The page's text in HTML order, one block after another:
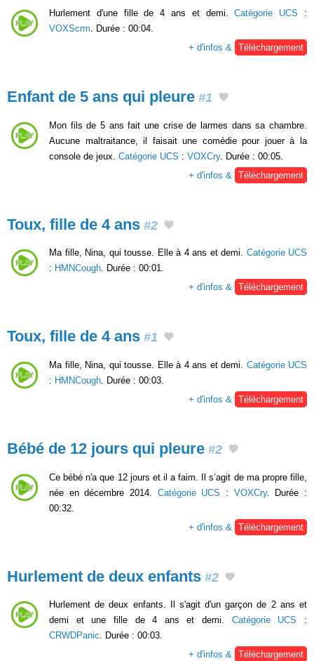
Hurlement d'une fille de 4 ans et demi.Catégorie UCS :
VOXScrm. Durée : 00:04.
+ d'infos & Téléchargement
Enfant de 5 ans qui pleure #1
Mon fils de 5 ans fait une crise de larmes dans sa chambre.
Aucune maltraitance, il faisait une comédie pour jouer à la
console de jeux. Catégorie UCS : VOXCry. Durée : 00:05.
+ d'infos &
Téléchargement
Toux, fille de 4 ans #2
Ma fille, Nina, qui tousse. Elle à 4 ans et demi. Catégorie UCS
: HMNCough. Durée : 00:01.
+ d'infos & Téléchargement
Toux, fille de 4 ans #1
Ma fille, Nina, qui tousse. Elle à 4 ans et demi. Catégorie UCS
: HMNCough. Durée : 00:03.
+ d'infos & Téléchargement
Bébé de 12 jours qui pleure #2
Ce bébé n'a que 12 jours et il a faim. Il s’agit de ma propre fille,
née en décembre 2014. Catégorie UCS : VOXCry. Durée :
00:32.
+ d'infos &
Téléchargement
Hurlement de deux enfants #2
Hurlement de deux enfants. Il s'agit d'un garçon de 2 ans et
demi et une fille de 4 ans et demi. Catégorie UCS :
CRWDPanic. Durée : 00:03.
+ d'infos & Téléchargement